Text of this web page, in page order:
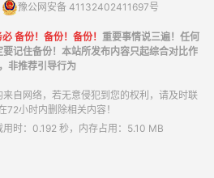
豫公网安备 41132402411697号
备份！备份！备份！ 重要事情说三遍！任何
记住备份！本站所发布内容只起综合对比作
非推荐引导行为
自网络，若无意侵犯到您的权利，请及时联
72小时内删除相关内容！
时：0.192 秒，内存占用：5.10 MB